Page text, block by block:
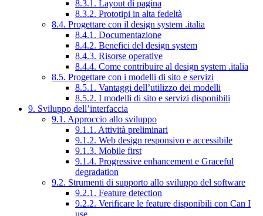
8.3.1. Layout di pagina
8.3.2. Prototipi in alta fedeltà
8.4. Progettare con il design system .italia
8.4.1. Documentazione
8.4.2. Benefici del design system
8.4.3. Risorse operative
8.4.4. Come contribuire al design system .italia
8.5. Progettare con i modelli di sito e servizi
8.5.1. Vantaggi dell’utilizzo dei modelli
8.5.2. I modelli di sito e servizi disponibili
9. Sviluppo dell’interfaccia
9.1. Approccio allo sviluppo
9.1.1. Attività preliminari
9.1.2. Web design responsivo e accessibile
9.1.3. Mobile first
9.1.4. Progressive enhancement e Graceful
degradation
9.2. Strumenti di supporto allo sviluppo del software
9.2.1. Feature detection
9.2.2. Verificare le feature disponibili con Can I
use